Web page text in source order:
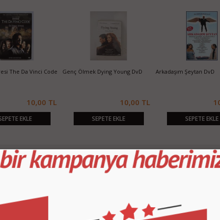
The
10,00 TL
EKLE
Çıplak Gerçek Naked Truth DvD
10,00 TL
SEPETE EKLE
Forrest Gump DvD
SEPETE EKLE